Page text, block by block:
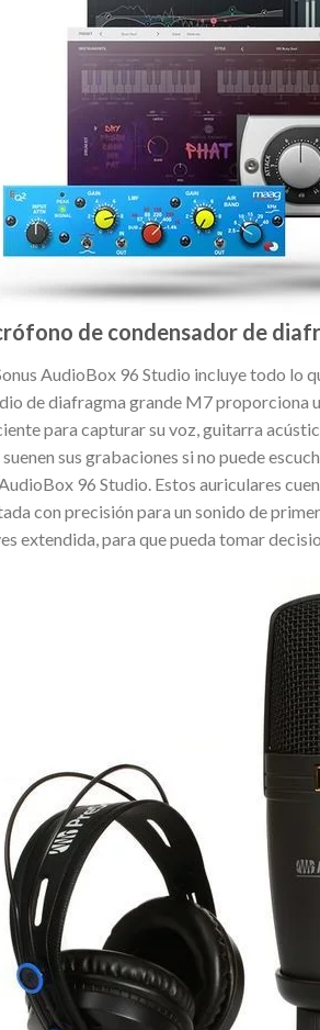
de condensador de
AudioBox 96 Studio incluye todo lo
de diafragma grande M7 proporciona
para capturar su voz, guitarra
sus grabaciones si no puede
96 Studio. Estos auriculares
con precisión para un sonido de
extendida, para que pueda tomar